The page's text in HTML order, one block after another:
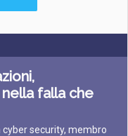
falla che
security, membro